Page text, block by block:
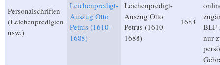
Personalschriften
(Leichenpredigten
usw.)
Leichenpredigt-
Auszug Otto
Petrus (1610-
1688)
Leichenpredigt-
Auszug Otto
Petrus (1610-
1688)
1688
nur